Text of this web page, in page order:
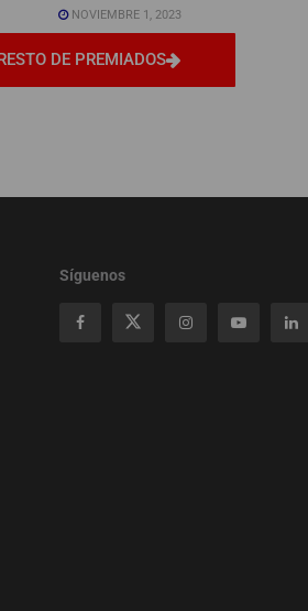
NOVIEMBRE 1, 2023
DE PREMIADOS
Síguenos